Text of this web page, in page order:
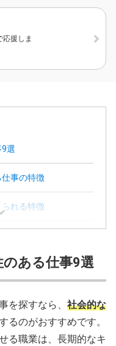
援しま
選
事の特徴
れる特徴
った仕事を見つけよ
よくある質問
ある仕事9選
を探すなら、 社会的な
るのがおすすめです。
る職業は、長期的なキ